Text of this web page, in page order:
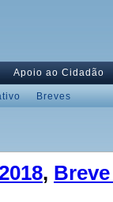
Apoio ao Cidadão
Breves
,